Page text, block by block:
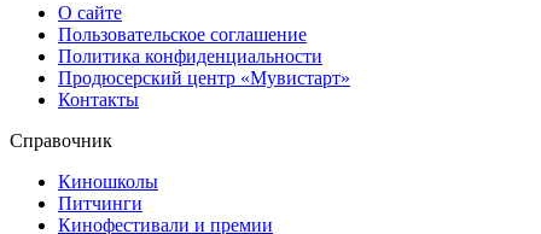
О сайте
Пользовательское соглашение
Политика конфиденциальности
Продюсерский центр «Мувистарт»
Контакты
Справочник
Киношколы
Питчинги
Кинофестивали и премии